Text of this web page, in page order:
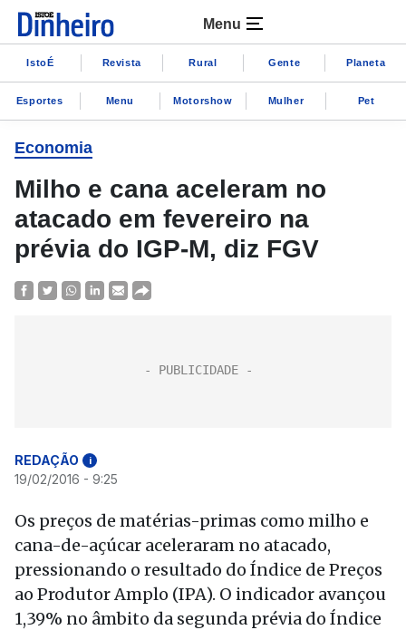
Menu
IstoÉ Revista Rural Gente Planeta
Esportes Menu Motorshow Mulher Pet
Economia
Milho e cana aceleram no
atacado em fevereiro na
prévia do IGP-M, diz FGV
REDAÇÃO i
19/02/2016 - 9:25
Os preços de matérias-primas como milho e
cana-de-açúcar aceleraram no atacado,
pressionando o resultado do Índice de Preços
ao Produtor Amplo (IPA). O indicador avançou
1,39% no âmbito da segunda prévia do Índice